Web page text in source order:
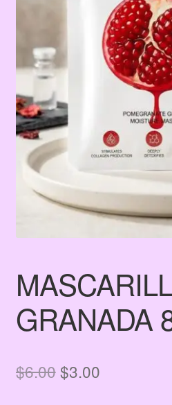
GRANADA
$6.00El
$3.00El